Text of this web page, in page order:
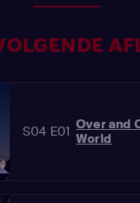
S04 E01 Over and
World